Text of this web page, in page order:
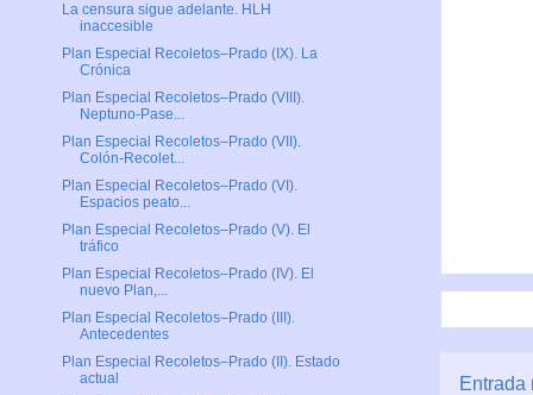
Entrada
La censura sigue adelante. HLH
inaccesible
Plan Especial Recoletos–Prado (IX). La
Crónica
Plan Especial Recoletos–Prado (VIII).
Neptuno-Pase...
Plan Especial Recoletos–Prado (VII).
Colón-Recolet...
Plan Especial Recoletos–Prado (VI).
Espacios peato...
Plan Especial Recoletos–Prado (V). El
tráfico
Plan Especial Recoletos–Prado (IV). El
nuevo Plan,...
Plan Especial Recoletos–Prado (III).
Antecedentes
Plan Especial Recoletos–Prado (II). Estado
actual